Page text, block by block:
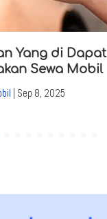
Yang di Dapat
Sewa Mobil
| Sep 8, 2025